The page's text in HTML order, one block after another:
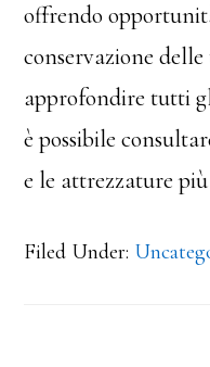
offrendo
conservazione
approfondire tutti
è possibile
e le attrezzature
Filed Under: